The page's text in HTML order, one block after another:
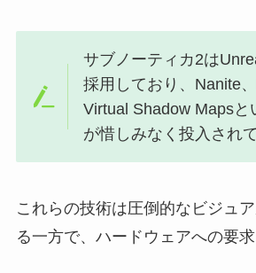
サブノーティカ2は
採用しており、Nanite、
Virtual Shadow Mapsと
が惜しみなく投入され
これらの技術は圧倒的なビジュ
る一方で、ハードウェアへの要求